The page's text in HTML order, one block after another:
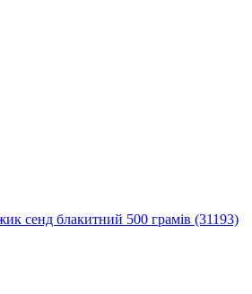
сенд блакитний 500 грамів (31193)